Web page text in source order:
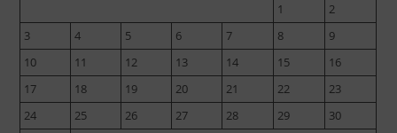
1
2
3
4 5 6 7 8
9
10
11 12 13 14 15
16
17
18 19 20 21 22
23
24
25 26 27 28 29
30